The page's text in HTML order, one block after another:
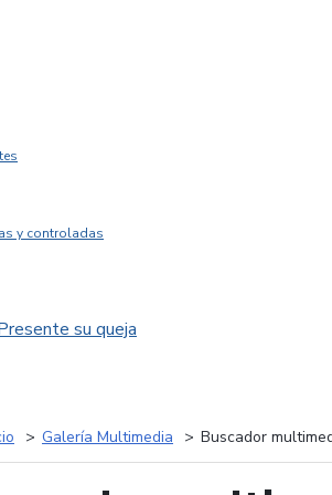
y controladas
su queja
Galería Multimedia Buscador